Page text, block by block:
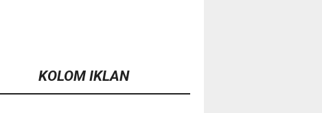
KOLOM IKLAN